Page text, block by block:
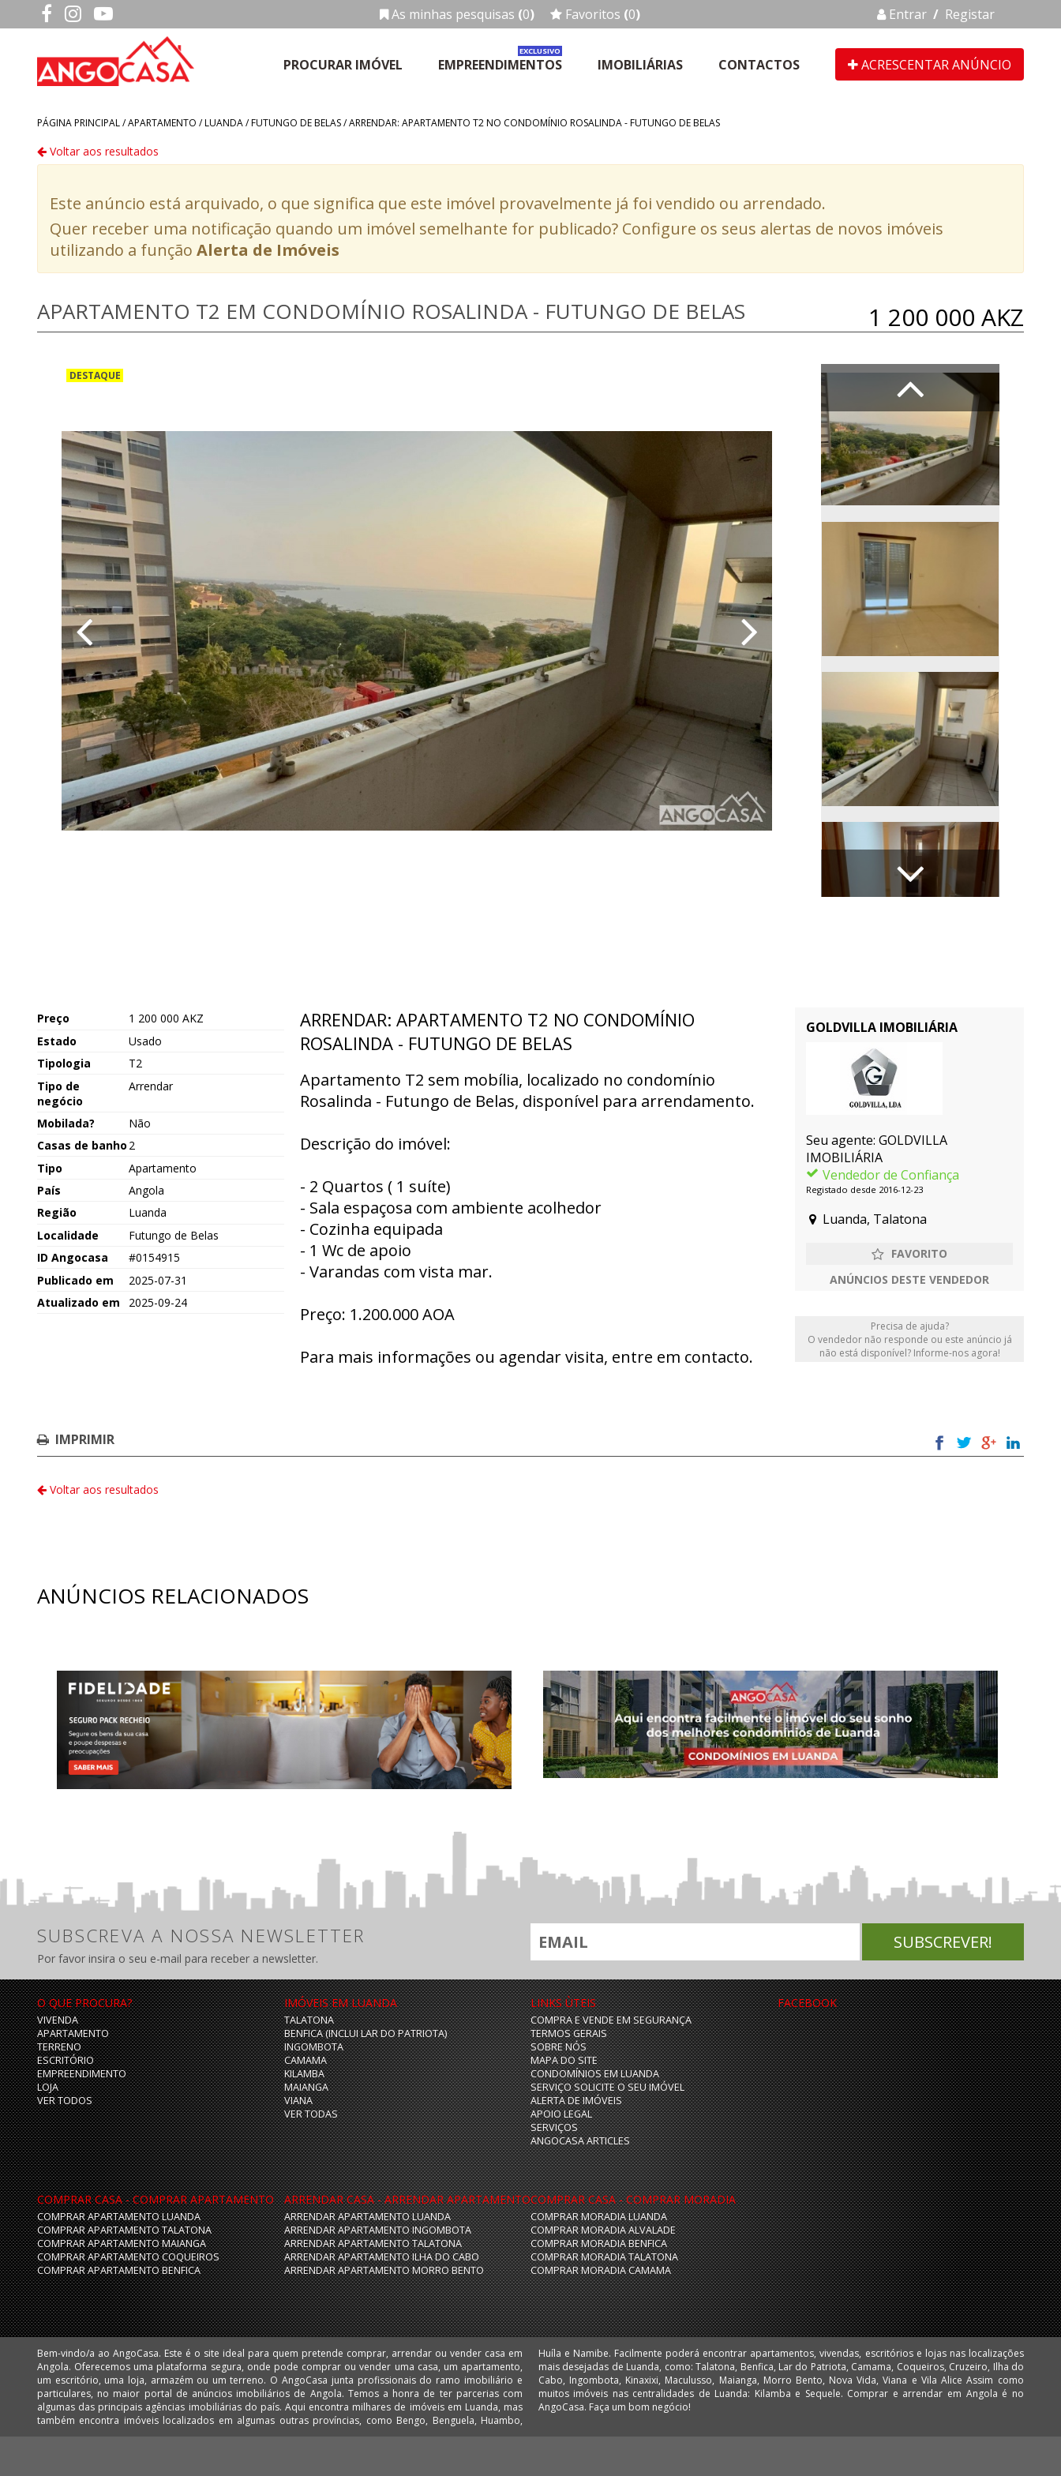
As minhas pesquisas (0) Favoritos (0) Entrar / Registar
PROCURAR IMÓVEL EMPREENDIMENTOS
EXCLUSIVO
IMOBILIÁRIAS CONTACTOS ACRESCENTAR ANÚNCIO
PÁGINA PRINCIPAL /APARTAMENTO /LUANDA/FUTUNGO DE BELAS/ARRENDAR: APARTAMENTO T2 NO CONDOMÍNIO ROSALINDA - FUTUNGO DE BELAS
Voltar aos resultados
Este anúncio está arquivado, o que significa que este imóvel provavelmente já foi vendido ou arrendado.
Quer receber uma notificação quando um imóvel semelhante for publicado? Configure os seus alertas de novos imóveis
utilizando a função Alerta de Imóveis
1 200 000 AKZ
APARTAMENTO T2 EM CONDOMÍNIO ROSALINDA - FUTUNGO DE BELAS
Preço
1 200 000 AKZ
Estado
Usado
Tipologia
T2
Tipo de
negócio
Arrendar
Mobilada?
Não
Casas de banho 2
Tipo
Apartamento
País
Angola
Região
Luanda
Localidade
Futungo de Belas
ID Angocasa
#0154915
Publicado em
2025-07-31
Atualizado em
2025-09-24
ARRENDAR: APARTAMENTO T2 NO CONDOMÍNIO
ROSALINDA - FUTUNGO DE BELAS
Apartamento T2 sem mobília, localizado no condomínio
Rosalinda - Futungo de Belas, disponível para arrendamento.
Descrição do imóvel:
- 2 Quartos ( 1 suíte)
- Sala espaçosa com ambiente acolhedor
- Cozinha equipada
- 1 Wc de apoio
- Varandas com vista mar.
Preço: 1.200.000 AOA
Para mais informações ou agendar visita, entre em contacto.
GOLDVILLA IMOBILIÁRIA
Seu agente: GOLDVILLA
IMOBILIÁRIA
Vendedor de Confiança
Registado desde 2016-12-23
Luanda, Talatona
ANÚNCIOS DESTE VENDEDOR
Precisa de ajuda?
O vendedor não responde ou este anúncio já
não está disponível? Informe-nos agora!
IMPRIMIR
Voltar aos resultados
ANÚNCIOS RELACIONADOS
SUBSCREVA A NOSSA NEWSLETTER
Por favor insira o seu e-mail para receber a newsletter.
O QUE PROCURA?
VIVENDA
APARTAMENTO
TERRENO
ESCRITÓRIO
EMPREENDIMENTO
LOJA
VER TODOS
IMÓVEIS EM LUANDA
TALATONA
BENFICA (INCLUI LAR DO PATRIOTA)
INGOMBOTA
CAMAMA
KILAMBA
MAIANGA
VIANA
VER TODAS
LINKS ÙTEIS
COMPRA E VENDE EM SEGURANÇA
TERMOS GERAIS
SOBRE NÓS
MAPA DO SITE
CONDOMÍNIOS EM LUANDA
SERVIÇO SOLICITE O SEU IMÓVEL
ALERTA DE IMÓVEIS
APOIO LEGAL
SERVIÇOS
ANGOCASA ARTICLES
FACEBOOK
COMPRAR CASA - COMPRAR APARTAMENTO
COMPRAR APARTAMENTO LUANDA
COMPRAR APARTAMENTO TALATONA
COMPRAR APARTAMENTO MAIANGA
COMPRAR APARTAMENTO COQUEIROS
COMPRAR APARTAMENTO BENFICA
ARRENDAR CASA - ARRENDAR APARTAMENTO
ARRENDAR APARTAMENTO LUANDA
ARRENDAR APARTAMENTO INGOMBOTA
ARRENDAR APARTAMENTO TALATONA
ARRENDAR APARTAMENTO ILHA DO CABO
ARRENDAR APARTAMENTO MORRO BENTO
COMPRAR CASA - COMPRAR MORADIA
COMPRAR MORADIA LUANDA
COMPRAR MORADIA ALVALADE
COMPRAR MORADIA BENFICA
COMPRAR MORADIA TALATONA
COMPRAR MORADIA CAMAMA
Bem-vindo/a ao AngoCasa. Este é o site ideal para quem pretende comprar, arrendar ou vender casa em
Angola. Oferecemos uma plataforma segura, onde pode comprar ou vender uma casa, um apartamento,
um escritório, uma loja, armazém ou um terreno. O AngoCasa junta profissionais do ramo imobiliário e
particulares, no maior portal de anúncios imobiliários de Angola. Temos a honra de ter parcerias com
algumas das principais agências imobiliárias do país. Aqui encontra milhares de imóveis em Luanda, mas
também encontra imóveis localizados em algumas outras províncias, como Bengo, Benguela, Huambo,
Huíla e Namibe. Facilmente poderá encontrar apartamentos, vivendas, escritórios e lojas nas localizações
mais desejadas de Luanda, como: Talatona, Benfica, Lar do Patriota, Camama, Coqueiros, Cruzeiro, Ilha do
Cabo, Ingombota, Kinaxixi, Maculusso, Maianga, Morro Bento, Nova Vida, Viana e Vila Alice Assim como
muitos imóveis nas centralidades de Luanda: Kilamba e Sequele. Comprar e arrendar em Angola é no
AngoCasa. Faça um bom negócio!